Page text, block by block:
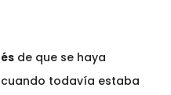
de que se haya
todavía estaba